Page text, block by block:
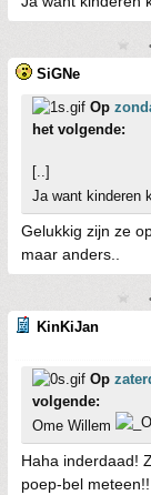
SiGNe
Op
het volgende:
[..]
Ja want kinderen
Gelukkig zijn ze
maar anders..
KinKiJan
Op
volgende:
Ome Willem
Haha inderdaad!
poep-bel meteen!!